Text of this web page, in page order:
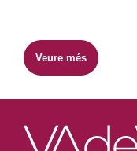
Veure més